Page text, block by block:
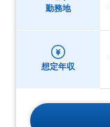
勤務地
想定年収